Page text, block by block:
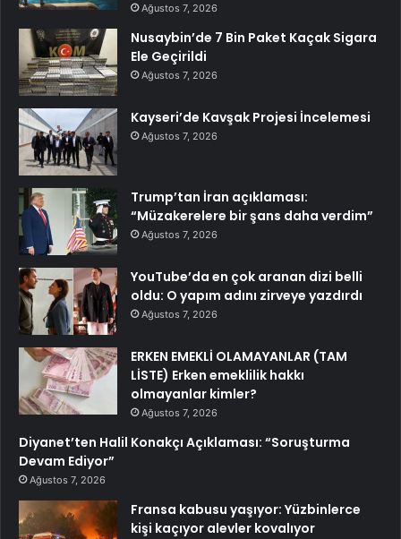
Ağustos 7, 2026
Nusaybin’de 7 Bin Paket Kaçak Sigara
Ele Geçirildi
Ağustos 7, 2026
Kayseri’de Kavşak Projesi İncelemesi
Ağustos 7, 2026
Trump’tan İran açıklaması:
“Müzakerelere bir şans daha verdim”
Ağustos 7, 2026
YouTube’da en çok aranan dizi belli
oldu: O yapım adını zirveye yazdırdı
Ağustos 7, 2026
ERKEN EMEKLİ OLAMAYANLAR (TAM
LİSTE) Erken emeklilik hakkı
olmayanlar kimler?
Ağustos 7, 2026
Diyanet’ten Halil Konakçı Açıklaması: “Soruşturma
Devam Ediyor”
Ağustos 7, 2026
Fransa kabusu yaşıyor: Yüzbinlerce
kişi kaçıyor alevler kovalıyor